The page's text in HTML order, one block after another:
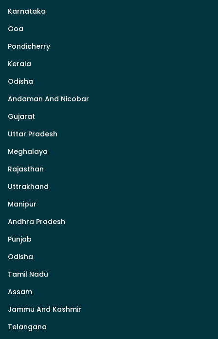
Karnataka
Goa
Pondicherry
Kerala
Odisha
Andaman And Nicobar
Gujarat
Uttar Pradesh
Meghalaya
Rajasthan
Uttrakhand
Manipur
Andhra Pradesh
Punjab
Odisha
Tamil Nadu
Assam
Jammu And Kashmir
Telangana